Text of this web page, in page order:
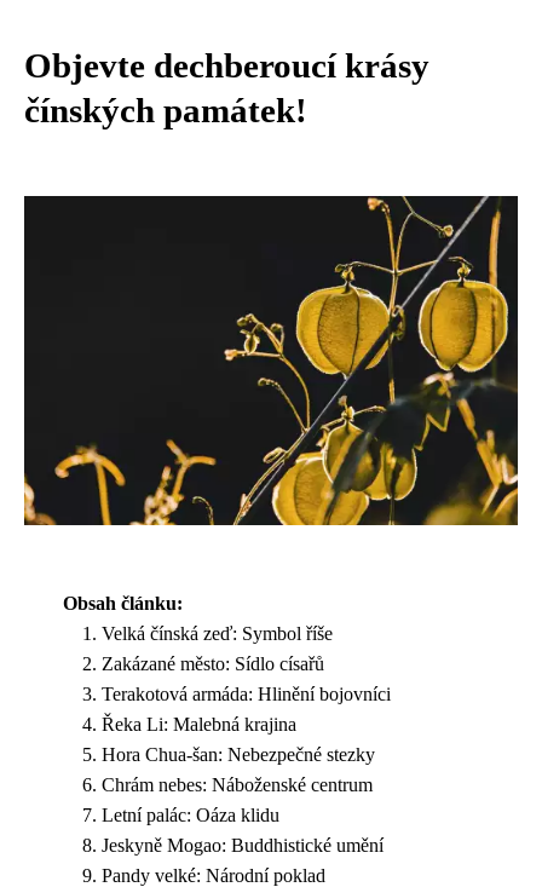
Objevte dechberoucí krásy
čínských památek!
Obsah článku:
Velká čínská zeď: Symbol říše
Zakázané město: Sídlo císařů
Terakotová armáda: Hlinění bojovníci
Řeka Li: Malebná krajina
Hora Chua-šan: Nebezpečné stezky
Chrám nebes: Náboženské centrum
Letní palác: Oáza klidu
Jeskyně Mogao: Buddhistické umění
Pandy velké: Národní poklad